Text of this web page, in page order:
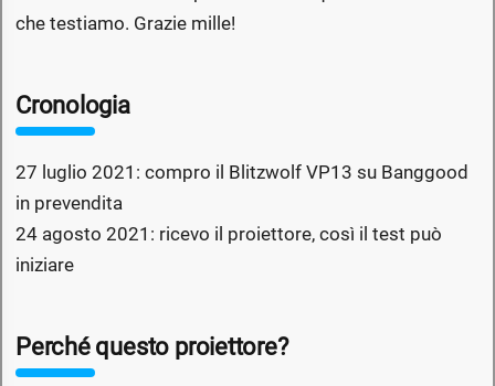
che testiamo. Grazie mille!
Cronologia
27 luglio 2021: compro il Blitzwolf VP13 su Banggood
in prevendita
24 agosto 2021: ricevo il proiettore, così il test può
iniziare
Perché questo proiettore?